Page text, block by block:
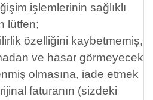
işlemlerinin sağlıklı
lütfen;
özelliğini kaybetmemiş,
ve hasar görmeyecek
olmasına, iade etmek
faturanın (sizdeki